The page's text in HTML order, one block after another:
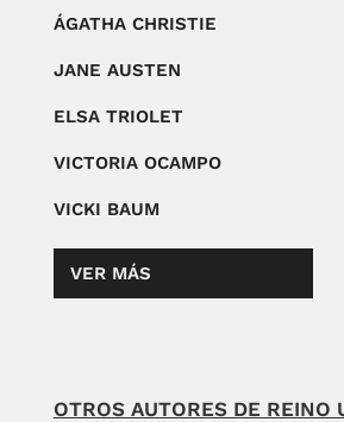
ÁGATHA CHRISTIE
JANE AUSTEN
ELSA TRIOLET
VICTORIA OCAMPO
VICKI BAUM
VER MÁS
OTROS AUTORES DE REINO